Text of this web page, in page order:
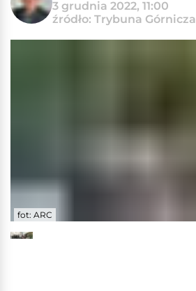
3 grudnia 2022, 11:00
źródło: Trybuna Górnicza
fot: ARC